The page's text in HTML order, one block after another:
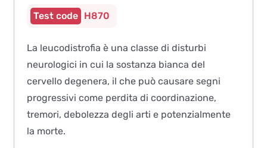
H870
La leucodistrofia è una classe di disturbi
neurologici in cui la sostanza bianca del
cervello degenera, il che può causare segni
progressivi come perdita di coordinazione,
tremori, debolezza degli arti e potenzialmente
la morte.